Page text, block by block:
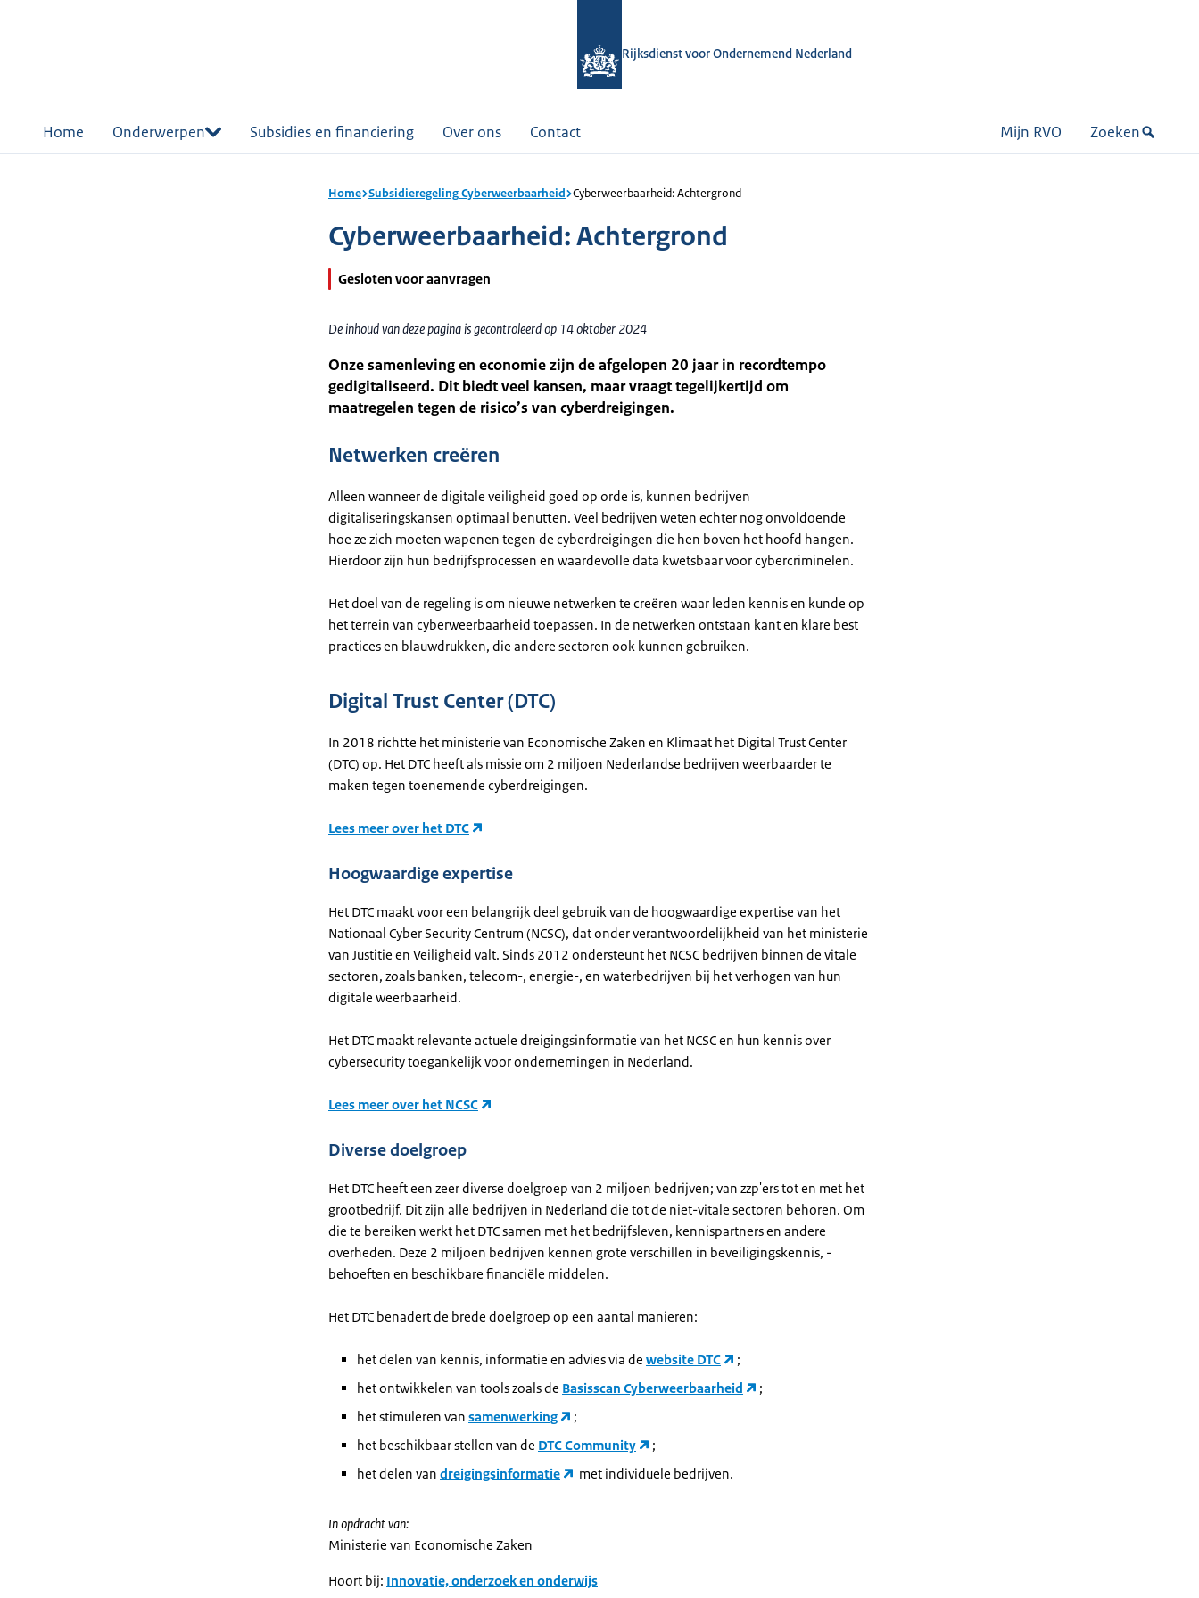
Rijksdienst voor Ondernemend Nederland
Home Onderwerpen Subsidies en financiering Over ons Contact Mijn RVO Zoeken
Home Subsidieregeling Cyberweerbaarheid Cyberweerbaarheid: Achtergrond
Cyberweerbaarheid: Achtergrond
Gesloten voor aanvragen
De inhoud van deze pagina is gecontroleerd op 14 oktober 2024
Onze samenleving en economie zijn de afgelopen 20 jaar in recordtempo
gedigitaliseerd. Dit biedt veel kansen, maar vraagt tegelijkertijd om
maatregelen tegen de risico’s van cyberdreigingen.
Netwerken creëren
Alleen wanneer de digitale veiligheid goed op orde is, kunnen bedrijven
digitaliseringskansen optimaal benutten. Veel bedrijven weten echter nog onvoldoende
hoe ze zich moeten wapenen tegen de cyberdreigingen die hen boven het hoofd hangen.
Hierdoor zijn hun bedrijfsprocessen en waardevolle data kwetsbaar voor cybercriminelen.
Het doel van de regeling is om nieuwe netwerken te creëren waar leden kennis en kunde op
het terrein van cyberweerbaarheid toepassen. In de netwerken ontstaan kant en klare best
practices en blauwdrukken, die andere sectoren ook kunnen gebruiken.
Digital Trust Center (DTC)
In 2018 richtte het ministerie van Economische Zaken en Klimaat het Digital Trust Center
(DTC) op. Het DTC heeft als missie om 2 miljoen Nederlandse bedrijven weerbaarder te
maken tegen toenemende cyberdreigingen.
Lees meer over het DTC
Hoogwaardige expertise
Het DTC maakt voor een belangrijk deel gebruik van de hoogwaardige expertise van het
Nationaal Cyber Security Centrum (NCSC), dat onder verantwoordelijkheid van het ministerie
van Justitie en Veiligheid valt. Sinds 2012 ondersteunt het NCSC bedrijven binnen de vitale
sectoren, zoals banken, telecom-, energie-, en waterbedrijven bij het verhogen van hun
digitale weerbaarheid.
Het DTC maakt relevante actuele dreigingsinformatie van het NCSC en hun kennis over
cybersecurity toegankelijk voor ondernemingen in Nederland.
Lees meer over het NCSC
Diverse doelgroep
Het DTC heeft een zeer diverse doelgroep van 2 miljoen bedrijven; van zzp'ers tot en met het
grootbedrijf. Dit zijn alle bedrijven in Nederland die tot de niet-vitale sectoren behoren. Om
die te bereiken werkt het DTC samen met het bedrijfsleven, kennispartners en andere
overheden. Deze 2 miljoen bedrijven kennen grote verschillen in beveiligingskennis, -
behoeften en beschikbare financiële middelen.
Het DTC benadert de brede doelgroep op een aantal manieren:
het delen van kennis, informatie en advies via de website DTC
;
het ontwikkelen van tools zoals de Basisscan Cyberweerbaarheid
;
het stimuleren van samenwerking
;
het beschikbaar stellen van de DTC Community
;
het delen van dreigingsinformatie met individuele bedrijven.
In opdracht van:
Ministerie van Economische Zaken
Hoort bij: Innovatie, onderzoek en onderwijs